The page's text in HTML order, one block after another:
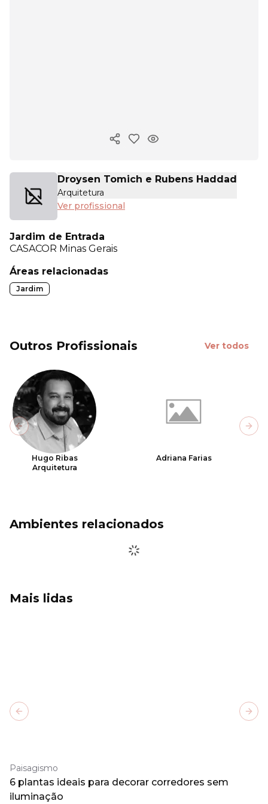
Copiar link
Droysen Tomich e Rubens Haddad
Arquitetura
Ver profissional
Jardim de Entrada
CASACOR Minas Gerais
Áreas relacionadas
Jardim
Outros Profissionais Ver todos
Hugo Ribas
Arquitetura
Adriana Farias
Previous slide
Ambientes relacionados
Mais lidas
Paisagismo
6 plantas ideais para decorar corredores sem
iluminação
Previous slide